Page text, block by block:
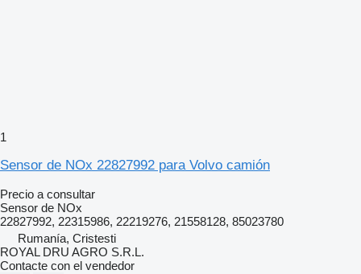
1
Sensor de NOx 22827992 para Volvo camión
Precio a consultar
Sensor de NOx
22827992, 22315986, 22219276, 21558128, 85023780
Rumanía, Cristesti
ROYAL DRU AGRO S.R.L.
Contacte con el vendedor